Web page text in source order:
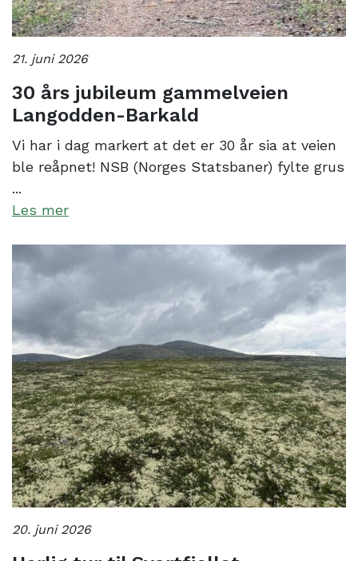
21. juni 2026
30 års jubileum gammelveien
Langodden-Barkald
Vi har i dag markert at det er 30 år sia at veien
ble reåpnet! NSB (Norges Statsbaner) fylte grus
...
Les mer
20. juni 2026